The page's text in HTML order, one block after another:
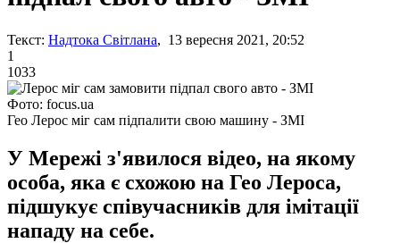
Текст: Надтока Світлана, 13 вересня 2021, 20:52
1
1033
Фото: focus.ua
Гео Лерос міг сам підпалити свою машину - ЗМІ
У Мережі з'явилося відео, на якому
особа, яка є схожою на Гео Лероса,
підшукує співучасників для імітації
нападу на себе.